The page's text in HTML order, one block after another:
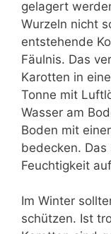
gelagert
Wurzeln nicht
entstehende
Fäulnis. Das
Karotten in
Tonne mit
Wasser am
Boden mit
bedecken.
Feuchtigkeit
Im Winter
schützen. Ist